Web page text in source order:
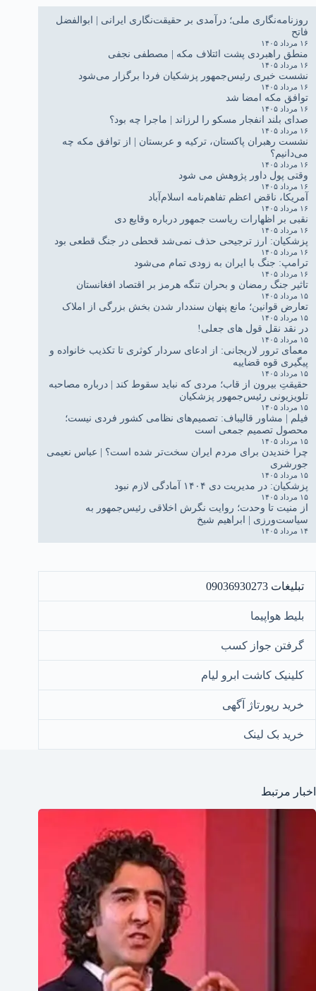
روزنامه‌نگاری ملی؛ درآمدی بر حقیقت‌نگاری ایرانی | ابوالفضل
فاتح
۱۶ مرداد ۱۴۰۵
منطق راهبردی پشت ائتلاف مکه | مصطفی نجفی
۱۶ مرداد ۱۴۰۵
نشست خبری رئیس‌جمهور پزشکیان فردا برگزار می‌شود
۱۶ مرداد ۱۴۰۵
توافق مکه امضا شد
۱۶ مرداد ۱۴۰۵
صدای بلند انفجار مسکو را لرزاند | ماجرا چه بود؟
۱۶ مرداد ۱۴۰۵
نشست رهبران پاکستان، ترکیه و عربستان | از توافق مکه چه
می‌دانیم؟
۱۶ مرداد ۱۴۰۵
وقتی پول داور پژوهش می شود
۱۶ مرداد ۱۴۰۵
آمریکا، ناقض اعظم تفاهم‌نامه اسلام‌آباد
۱۶ مرداد ۱۴۰۵
نقبی بر اظهارات ریاست جمهور درباره وقایع دی
۱۶ مرداد ۱۴۰۵
پزشکیان: ارز ترجیحی حذف نمی‌شد قحطی در جنگ قطعی بود
۱۶ مرداد ۱۴۰۵
ترامپ: جنگ با ایران به زودی تمام می‌شود
۱۶ مرداد ۱۴۰۵
تاثیر جنگ رمضان و بحران تنگه هرمز بر اقتصاد افغانستان
۱۵ مرداد ۱۴۰۵
تعارض قوانین؛ مانع پنهان سنددار شدن بخش بزرگی از املاک
۱۵ مرداد ۱۴۰۵
در نقد نقل قول های جعلی!
۱۵ مرداد ۱۴۰۵
معمای ترور لاریجانی: از ادعای سردار کوثری تا تکذیب خانواده و
پیگیری قوه قضاییه
۱۵ مرداد ۱۴۰۵
حقیقتِ بیرون از قاب؛ مردی که نباید سقوط کند | درباره مصاحبه
تلویزیونی رئیس‌جمهور پزشکیان
۱۵ مرداد ۱۴۰۵
فیلم | مشاور قالیباف: تصمیم‌های نظامی کشور فردی نیست؛
محصول تصمیم جمعی است
۱۵ مرداد ۱۴۰۵
چرا خندیدن برای مردم ایران سخت‌تر شده است؟ | عباس نعیمی
جورشری
۱۵ مرداد ۱۴۰۵
پزشکیان: در مدیریت دی ۱۴۰۴ آمادگی لازم نبود
۱۵ مرداد ۱۴۰۵
از منیت تا وحدت؛ روایت نگرش اخلاقی رئیس‌جمهور به
سیاست‌ورزی | ابراهیم شیخ
۱۴ مرداد ۱۴۰۵
تبلیغات 09036930273
بلیط هواپیما
گرفتن جواز کسب
کلینیک کاشت ابرو لیام
خرید رپورتاژ آگهی
خرید بک لینک
اخبار مرتبط